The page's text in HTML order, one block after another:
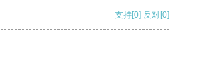
支持[0] 反对[0]